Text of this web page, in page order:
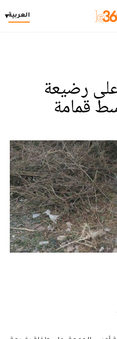
العربية▾
رضيعة
قمامة